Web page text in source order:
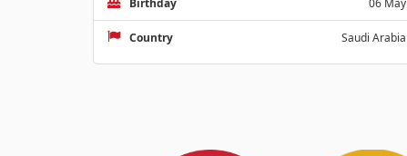
Birthday 06 May
Country Saudi Arabia